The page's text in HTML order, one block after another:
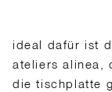
ideal dafür ist
ateliers alinea,
die tischplatte